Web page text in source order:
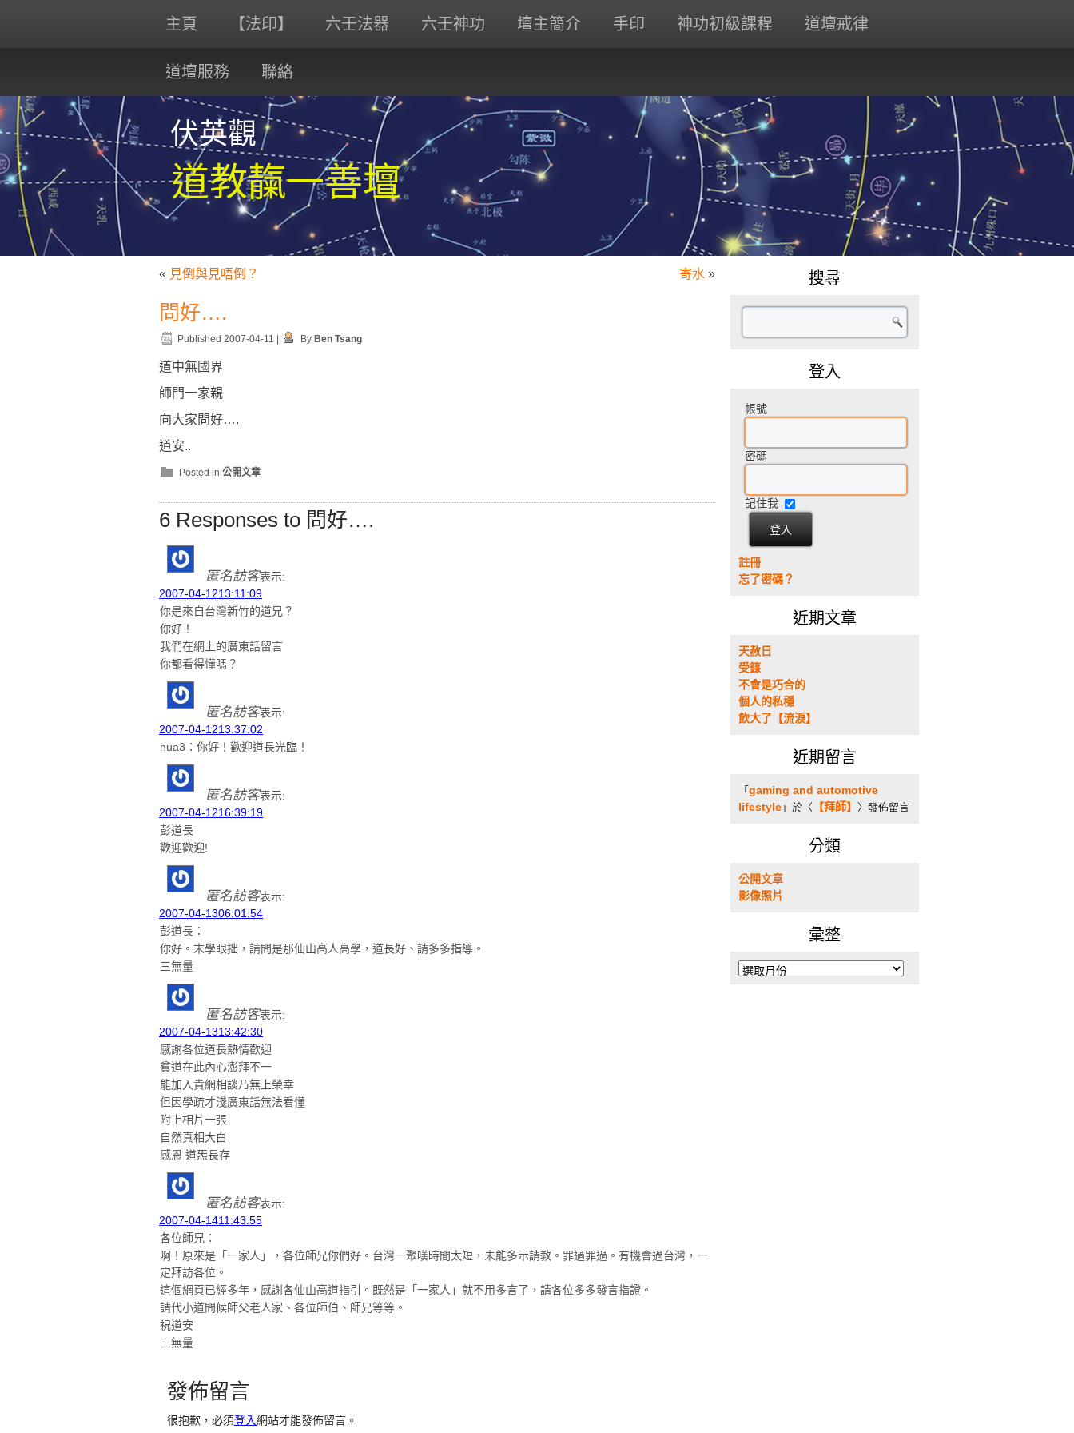
主頁 【法印】 六壬法器 六壬神功 壇主簡介 手印 神功初級課程 道壇戒律
道壇服務 聯絡
道教靝一善壇
伏英觀
« 見倒與見唔倒？ 寄水 »
問好….
Published 2007-04-11 By Ben Tsang
道中無國界
師門一家親
向大家問好….
道安..
Posted in 公開文章
6 Responses to 問好….
匿名訪客表示:
2007-04-1213:11:09
你是來自台灣新竹的道兄？
你好！
我們在網上的廣東話留言
你都看得懂嗎？
匿名訪客表示:
2007-04-1213:37:02
hua3：你好！歡迎道長光臨！
匿名訪客表示:
2007-04-1216:39:19
彭道長
歡迎歡迎!
匿名訪客表示:
2007-04-1306:01:54
彭道長：
你好。末學眼拙，請問是那仙山高人高學，道長好、請多多指導。
三無量
匿名訪客表示:
2007-04-1313:42:30
感謝各位道長熱情歡迎
貧道在此內心澎拜不一
能加入貴網相談乃無上榮幸
但因學疏才淺廣東話無法看懂
附上相片一張
自然真相大白
感恩 道炁長存
匿名訪客表示:
2007-04-1411:43:55
各位師兄：
啊！原來是「一家人」，各位師兄你們好。台灣一聚嘆時間太短，未能多示請教。罪過罪過。有機會過台灣，一
定拜訪各位。
這個網頁已經多年，感謝各仙山高道指引。既然是「一家人」就不用多言了，請各位多多發言指證。
請代小道問候師父老人家、各位師伯、師兄等等。
祝道安
三無量
發佈留言
很抱歉，必須登入網站才能發佈留言。
搜尋
登入
帳號
密碼
記住我
註冊
忘了密碼？
近期文章
天赦日
受籙
不會是巧合的
個人的私穩
飲大了【流淚】
近期留言
「gaming and automotive
lifestyle 」於〈 【拜師】 〉發佈留言
分類
公開文章
影像照片
彙整
彙